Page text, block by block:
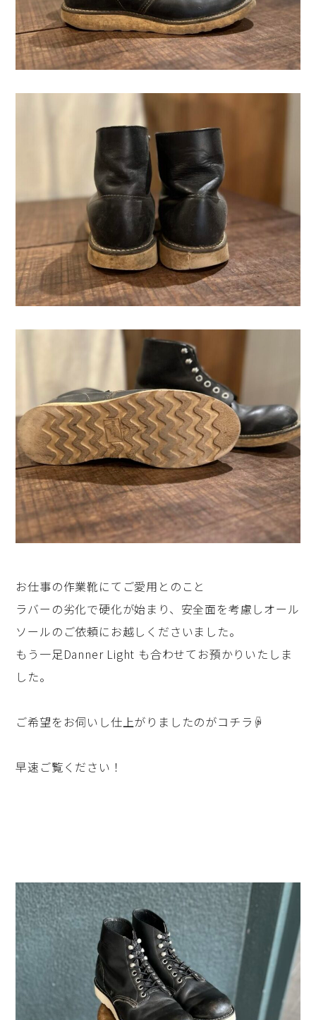
お仕事の作業靴にてご愛用とのこと
ラバーの劣化で硬化が始まり、安全面を考慮しオール
ソールのご依頼にお越しくださいました。
もう一足Danner Light も合わせてお預かりいたしま
した。
ご希望をお伺いし仕上がりましたのがコチラ☟
早速ご覧ください！